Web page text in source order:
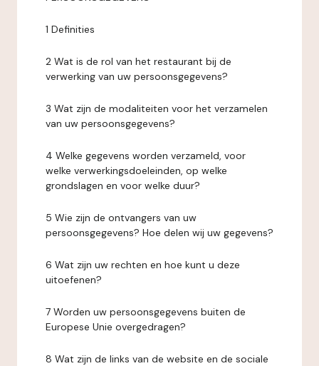
1 Definities
2 Wat is de rol van het restaurant bij de
verwerking van uw persoonsgegevens?
3 Wat zijn de modaliteiten voor het verzamelen
van uw persoonsgegevens?
4 Welke gegevens worden verzameld, voor
welke verwerkingsdoeleinden, op welke
grondslagen en voor welke duur?
5 Wie zijn de ontvangers van uw
persoonsgegevens? Hoe delen wij uw gegevens?
6 Wat zijn uw rechten en hoe kunt u deze
uitoefenen?
7 Worden uw persoonsgegevens buiten de
Europese Unie overgedragen?
8 Wat zijn de links van de website en de sociale